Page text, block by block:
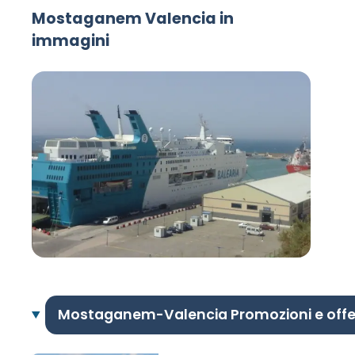
Mostaganem Valencia in
immagini
Mostaganem-Valencia Promozioni e